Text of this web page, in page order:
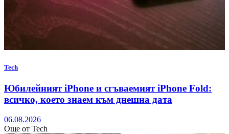
Tech
Юбилейният iPhone и сгъваемият iPhone Fold:
всичко, което знаем към днешна дата
06.08.2026
Още от Tech